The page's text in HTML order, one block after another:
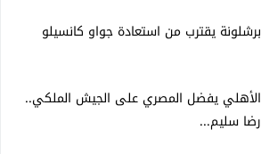
برشلونة يقترب من استعادة جواو كانسيلو
الأهلي يفضل المصري على الجيش الملكي..
رضا سليم...